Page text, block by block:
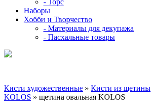
- Торс
Наборы
Хобби и Творчество
- Материалы для декупажа
- Пасхальные товары
Кисти художественные » Кисти из щетины
KOLOS » щетина овальная KOLOS